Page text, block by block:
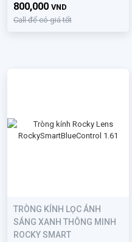
Call để có giá tốt
800,000 VND
TRÒNG KÍNH LỌC ÁNH
SÁNG XANH THÔNG MINH
ROCKY SMART